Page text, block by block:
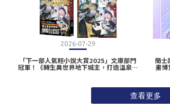
2026-07-29
「下一部人氣輕小說大賞2025」文庫部門
冠軍！《轉生異世界地下城主，打造溫泉地
下城 (1)》2026高雄動漫節重磅登場 首刷
簡士
畫博
查看更多